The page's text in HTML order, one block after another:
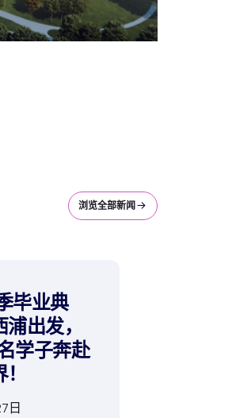
浏览全部新闻
毕业典
出发，
学子奔赴
日